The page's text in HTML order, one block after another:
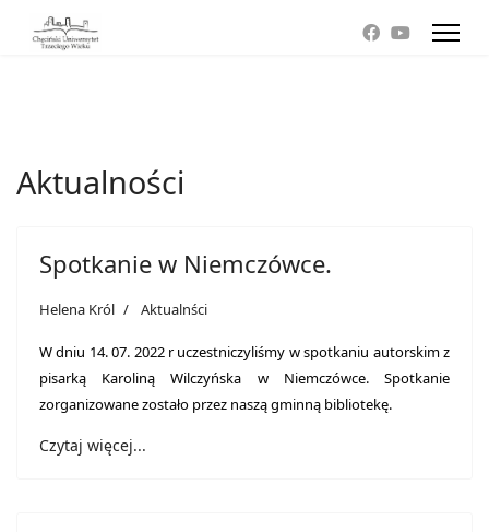
Aktualności
Spotkanie w Niemczówce.
Helena Król Aktualnści
W dniu 14. 07. 2022 r uczestniczyliśmy w spotkaniu autorskim z
pisarką Karoliną Wilczyńska w Niemczówce. Spotkanie
zorganizowane zostało przez naszą gminną bibliotekę.
Czytaj więcej...